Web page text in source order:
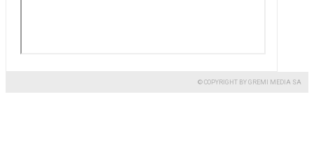
© COPYRIGHT BY GREMI MEDIA SA